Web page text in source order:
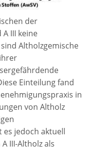
der
III keine
Altholzgemische
Einteilung fand
in
von Altholz
es jedoch aktuell
III-Altholz als